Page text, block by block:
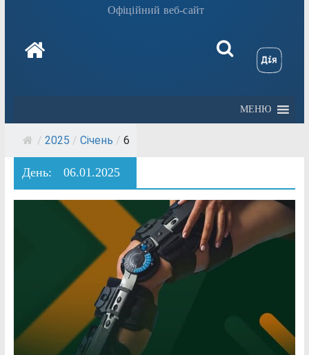
Офіційний веб-сайт
МЕНЮ
/ 2025 / Січень / 6
День: 06.01.2025